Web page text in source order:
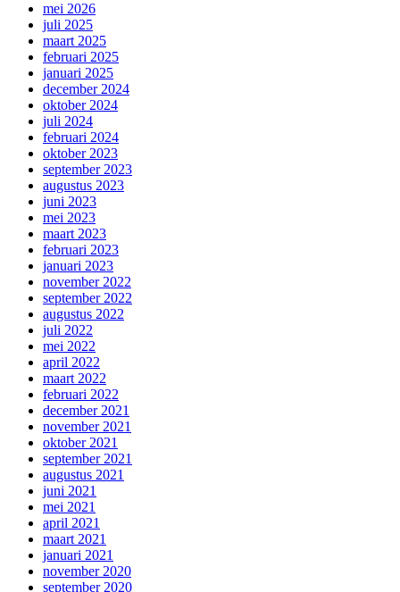
mei 2026
juli 2025
maart 2025
februari 2025
januari 2025
december 2024
oktober 2024
juli 2024
februari 2024
oktober 2023
september 2023
augustus 2023
juni 2023
mei 2023
maart 2023
februari 2023
januari 2023
november 2022
september 2022
augustus 2022
juli 2022
mei 2022
april 2022
maart 2022
februari 2022
december 2021
november 2021
oktober 2021
september 2021
augustus 2021
juni 2021
mei 2021
april 2021
maart 2021
januari 2021
november 2020
september 2020